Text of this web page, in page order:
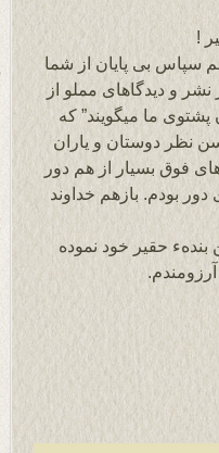
!
سپاس بی پایان از شما
و دیدگاهای مملو از
ما میگویند” که
نظر دوستان و یاران
فوق بسیار از هم دور
بودم. بازهم خداوند
حقیر خود نموده